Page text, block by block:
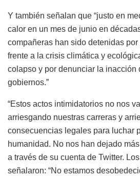
Y también señalan que “justo en
calor en un mes de junio en
compañeras han sido detenidas
frente a la crisis climática y
colapso y por denunciar la inacción
gobiernos.”
“Estos actos intimidatorios no nos
arriesgando nuestras carreras y
consecuencias legales para luchar
humanidad. No nos han dejado
a través de su cuenta de Twitter.
señalaron: “No estamos